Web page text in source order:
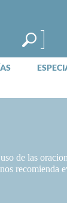
de las
recomienda